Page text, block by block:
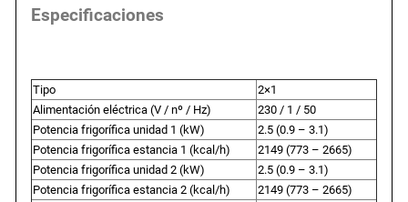
Especificaciones
Tipo
2×1
Alimentación eléctrica (V / nº / Hz)
230 / 1 / 50
Potencia frigorífica unidad 1 (kW)
2.5 (0.9 – 3.1)
Potencia frigorífica estancia 1 (kcal/h)
2149 (773 – 2665)
Potencia frigorífica unidad 2 (kW)
2.5 (0.9 – 3.1)
Potencia frigorífica estancia 2 (kcal/h)
2149 (773 – 2665)